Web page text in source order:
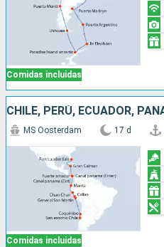
Comidas incluidas
Comidas incluidas
MS Oosterdam 17 d